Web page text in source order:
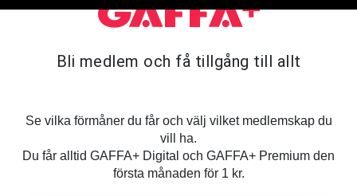
Bli medlem och få tillgång till allt
Se vilka förmåner du får och välj vilket medlemskap du
vill ha.
Du får alltid GAFFA+ Digital och GAFFA+ Premium den
första månaden för 1 kr.